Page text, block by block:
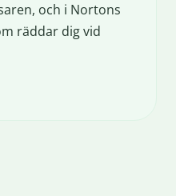
och i Nortons
räddar dig vid